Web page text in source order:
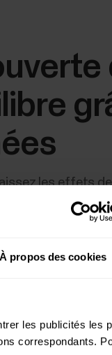
À propos des cookies
les publicités les
correspondants.
les effets
en
Pro estime si
juste ce qu'il faut.